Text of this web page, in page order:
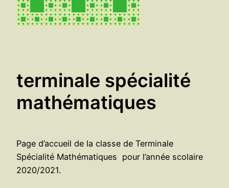
terminale spécialité
mathématiques
Page d’accueil de la classe de Terminale
Spécialité Mathématiques pour l’année scolaire
2020/2021.